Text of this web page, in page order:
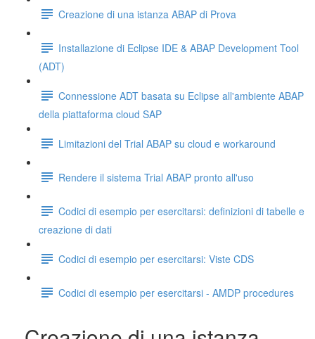
Creazione di una istanza ABAP di Prova
Installazione di Eclipse IDE & ABAP Development Tool
(ADT)
Connessione ADT basata su Eclipse all'ambiente ABAP
della piattaforma cloud SAP
Limitazioni del Trial ABAP su cloud e workaround
Rendere il sistema Trial ABAP pronto all'uso
Codici di esempio per esercitarsi: definizioni di tabelle e
creazione di dati
Codici di esempio per esercitarsi: Viste CDS
Codici di esempio per esercitarsi - AMDP procedures